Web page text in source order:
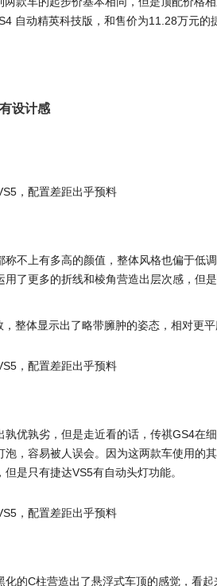
自动精英科技版，和售价为11.28万元的
设计感
称不上有多高的颜值，整体风格也偏于低
用了更多的折线和棱角营造出层次感，但
整体显示出了略带臃肿的姿态，相对更
孰优孰劣，但是走近看的话，传祺GS4在
泡，容易被人误会。因为这两款车使用的
是只有捷达VS5有自动头灯功能。
化的C柱营造出了悬浮式车顶的感觉，看